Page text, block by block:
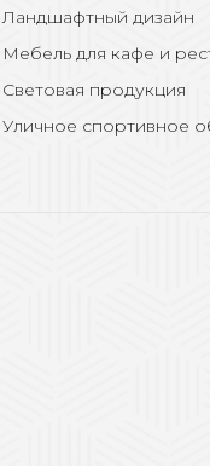
Ландшафтный дизайн
Мебель для кафе и
Световая продукция
Уличное спортивное